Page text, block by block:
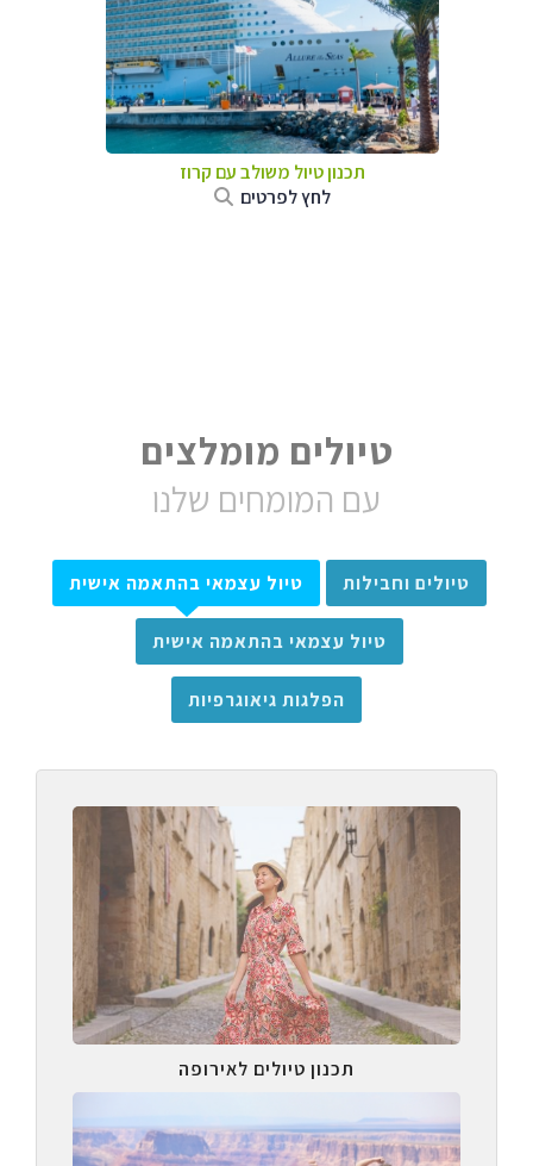
תכנון טיול משולב עם קרוז
לחץ לפרטים
טיולים מומלצים
עם המומחים שלנו
טיולים וחבילות טיול עצמאי בהתאמה אישית
טיול עצמאי בהתאמה אישית
הפלגות גיאוגרפיות
תכנון טיולים לאירופה